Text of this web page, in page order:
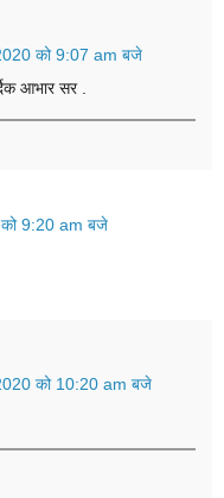
को 9:07 am बजे
आभार सर .
9:20 am बजे
को 10:20 am बजे